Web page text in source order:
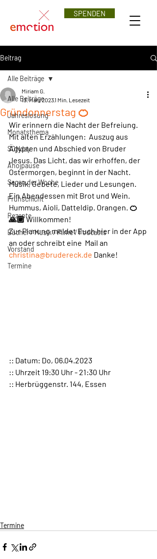
SPENDEN
Beitrag
Alle Beiträge
Jahreslosung
Monatsthema
SONday
Ahojpause
Segen der Woche
Frühschicht
Rezepte
Bücher / Musik / Filme / Podcasts
Vorstand
Termine
Alle Beiträge
Gründonnerstag 🍊
Miriam G.
13. März 20231 Min. Lesezeit
Wir erinnern die Nacht der Befreiung.
Mit alten Erzählungen:  Auszug aus
Ägypten und Abschied von Bruder
Jesus. Das Licht, das wir erhoffen, der
Ostermorgen, beginnt in der Nacht.
Musik, Gebete, Lieder und Lesungen.
Ein Abendessen mit Brot und Wein.
Hummus, Aioli, Datteldip. Orangen. 🍊
🙏🏽 Willkommen!
Zur Planung meldet Euch hier in der App
an oder schreibt eine  Mail an
christina@brudereck.de Danke!
:: Datum: Do, 06.04.2023
:: Uhrzeit 19:30 Uhr - 21:30 Uhr
:: Herbrüggenstr. 144, Essen
Termine